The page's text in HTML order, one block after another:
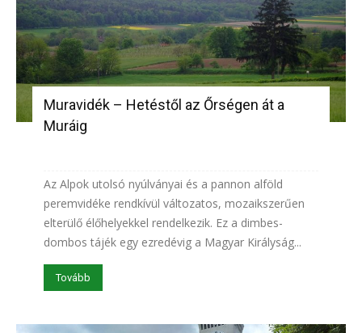
Muravidék – Hetéstől az Őrségen át a
Muráig
Az Alpok utolsó nyúlványai és a pannon alföld
peremvidéke rendkívül változatos, mozaikszerűen
elterülő élőhelyekkel rendelkezik. Ez a dimbes-
dombos tájék egy ezredévig a Magyar Királyság...
Tovább